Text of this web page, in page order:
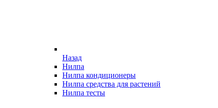
Назад
Нилпа
Нилпа кондиционеры
Нилпа средства для растений
Нилпа тесты